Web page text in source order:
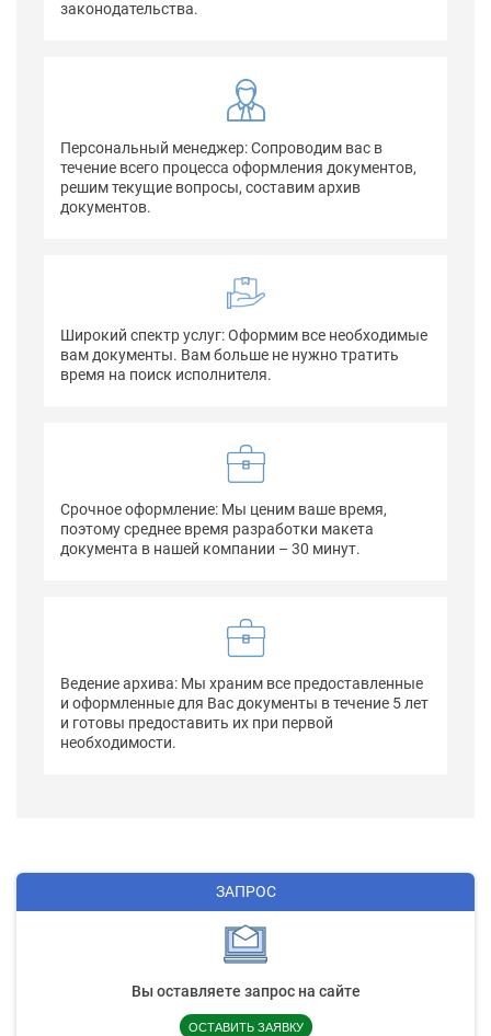
законодательства.
Персональный менеджер: Сопроводим вас в
течение всего процесса оформления документов,
решим текущие вопросы, составим архив
документов.
Широкий спектр услуг: Оформим все необходимые
вам документы. Вам больше не нужно тратить
время на поиск исполнителя.
Срочное оформление: Мы ценим ваше время,
поэтому среднее время разработки макета
документа в нашей компании – 30 минут.
Ведение архива: Мы храним все предоставленные
и оформленные для Вас документы в течение 5 лет
и готовы предоставить их при первой
необходимости.
ЗАПРОС
Вы оставляете запрос на сайте
ОСТАВИТЬ ЗАЯВКУ